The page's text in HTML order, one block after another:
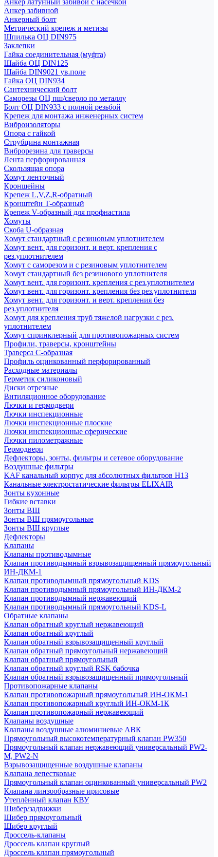
Анкер латунный забивой с насечкой
Анкер забивной
Анкерный болт
Метрический крепеж и метизы
Шпилька ОЦ DIN975
Заклепки
Гайка соединительная (муфта)
Шайба ОЦ DIN125
Шайба DIN9021 ув.поле
Гайка ОЦ DIN934
Сантехнический болт
Саморезы ОЦ пш/сверло по металлу
Болт ОЦ DIN933 с полной резьбой
Крепеж для монтажа инженерных систем
Виброизоляторы
Опора с гайкой
Струбцина монтажная
Виброрезина для траверсы
Лента перфорированная
Скользящая опора
Хомут ленточный
Кроншейны
Крепеж L,V,Z,R-обратный
Кронштейн Т-образный
Крепеж V-образный для профнастила
Хомуты
Скоба U-образная
Хомут стандартный с резиновым уплотнителем
Хомут вент. для горизонт. и верт. крепления с
рез.уплотнителем
Хомут с саморезом и с резиновым уплотнителем
Хомут стандартный без резинового уплотнителя
Хомут вент. для горизонт. крепления с рез.уплотнителем
Хомут вент. для горизонт. крепления без рез.уплотнителя
Хомут вент. для горизонт. и верт. крепления без
рез.уплотнителя
Хомут для крепления труб тяжелой нагрузки с рез.
уплотнителем
Хомут спринклерный для противопожарных систем
Профили, траверсы, кронштейны
Траверса С-образная
Профиль оцинкованный перфорированный
Расходные материалы
Герметик силиконовый
Диски отрезные
Внтиляционное оборудование
Лючки и гермодвери
Лючки инспекционные
Лючки инспекционные плоские
Лючки инспекционные сферические
Лючки пилометражные
Гермодвери
Дефлекторы, зонты, фильтры и сетевое оборудование
Воздушные фильтры
KAF канальный корпус для абсолютных фильтров H13
Канальные электростатические фильтры ELIXAIR
Зонты кухонные
Гибкие вставки
Зонты ВШ
Зонты ВШ прямоугольные
Зонты ВШ круглые
Дефлекторы
Клапаны
Клапаны противодымные
Клапан противодымный взрывозащищенный прямоугольный
ИН-ДКМ-1
Клапан противодымный прямоугольный KDS
Клапан противодымный прямоугольный ИН-ДКМ-2
Клапан противодымный нержавеющий
Клапан противодымный прямоугольный KDS-L
Обратные клапаны
Клапан обратный круглый нержавеющий
Клапан обратный круглый
Клапан обратный взрывозащищенный круглый
Клапан обратный прямоугольный нержавеющий
Клапан обратный прямоугольный
Клапан обратный круглый RSK бабочка
Клапан обратный взрывозащищенный прямоугольный
Противопожарные клапаны
Клапан противопожарный прямоугольный ИН-ОКМ-1
Клапан противопожарный круглый ИН-ОКМ-1К
Клапан противопожарный нержавеющий
Клапаны воздушные
Клапаны воздушные алюминиевые АВК
Прямоугольный высокотемпературный клапан PW350
Прямоугольный клапан нержавеющий универсальный PW2-
M, PW2-N
Взрывозащищенные воздушные клапаны
Клапана лепестковые
Прямоугольный клапан оцинкованный универсальный PW2
Клапана линзообразные ирисовые
Утеплённый клапан КВУ
Шибер/задвижки
Шибер прямоугольный
Шибер круглый
Дроссель-клапаны
Дроссель клапан круглый
Дроссель клапан прямоугольный